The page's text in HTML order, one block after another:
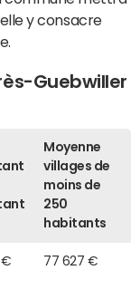
y consacre
Guebwiller
Moyenne
villages de
moins de
250
habitants
€ 77 627 €